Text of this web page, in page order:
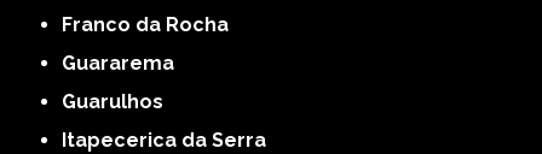
Franco da Rocha
Guararema
Guarulhos
Itapecerica da Serra